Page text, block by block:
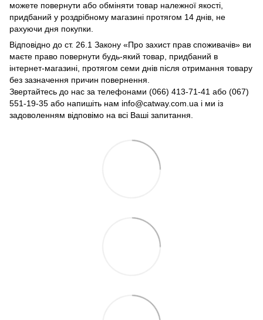
можете повернути або обміняти товар належної якості,
придбаний у роздрібному магазині протягом 14 днів, не
рахуючи дня покупки.
Відповідно до ст. 26.1 Закону «Про захист прав споживачів» ви
маєте право повернути будь-який товар, придбаний в
інтернет-магазині, протягом семи днів після отримання товару
без зазначення причин повернення.
Звертайтесь до нас за телефонами (066) 413-71-41 або (067)
551-19-35 або напишіть нам info@catway.com.ua і ми із
задоволенням відповімо на всі Ваші запитання.